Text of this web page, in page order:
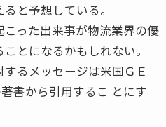
と予想している。
った出来事が物流業界の優
とになるかもしれない。
るメッセージは米国ＧＥ
書から引用するこ とにす